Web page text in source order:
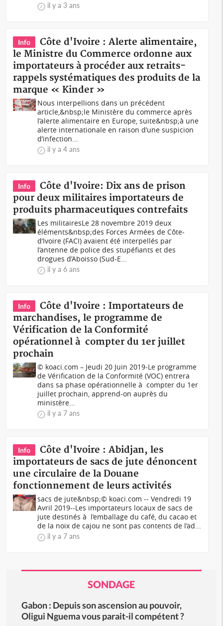
il y a 3 ans
Info
Côte d'Ivoire : Alerte alimentaire,
le Ministre du Commerce ordonne aux
importateurs à procéder aux retraits-
rappels systématiques des produits de la
marque « Kinder »
Nous interpellions dans un précédent
article,&nbsp;le Ministère du commerce après
l’alerte alimentaire en Europe, suite&nbsp;à une
alerte internationale en raison d’une suspicion
d’infection...
il y a 4 ans
Info
Côte d'Ivoire: Dix ans de prison
pour deux militaires importateurs de
produits pharmaceutiques contrefaits
Les militairesLe 28 novembre 2019 deux
éléments&nbsp;des Forces Armées de Côte-
d’Ivoire (FACI) avaient été interpellés par
l’antenne de police des stupéfiants et des
drogues d’Aboisso (Sud-E...
il y a 6 ans
Info
Côte d'Ivoire : Importateurs de
marchandises, le programme de
Vérification de la Conformité
opérationnel à compter du 1er juillet
prochain
© koaci.com – Jeudi 20 Juin 2019-Le programme
de Vérification de la Conformité (VOC) entrera
dans sa phase opérationnelle à compter du 1er
juillet prochain, apprend-on auprès du
ministère...
il y a 7 ans
Info
Côte d'Ivoire : Abidjan, les
importateurs de sacs de jute dénoncent
une circulaire de la Douane
fonctionnement de leurs activités
sacs de jute&nbsp;© koaci.com -- Vendredi 19
Avril 2019--Les importateurs locaux de sacs de
jute destinés à l’emballage du café, du cacao et
de la noix de cajou ne sont pas contents de l’ad...
il y a 7 ans
SONDAGE
Gabon : Depuis son ascension au pouvoir,
Oligui Nguema vous parait-il compétent ?